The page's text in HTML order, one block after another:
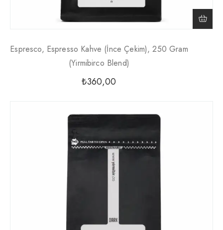
Espresco, Espresso Kahve (İnce Çekim), 250 Gram
(Yirmibirco Blend)
₺360,00